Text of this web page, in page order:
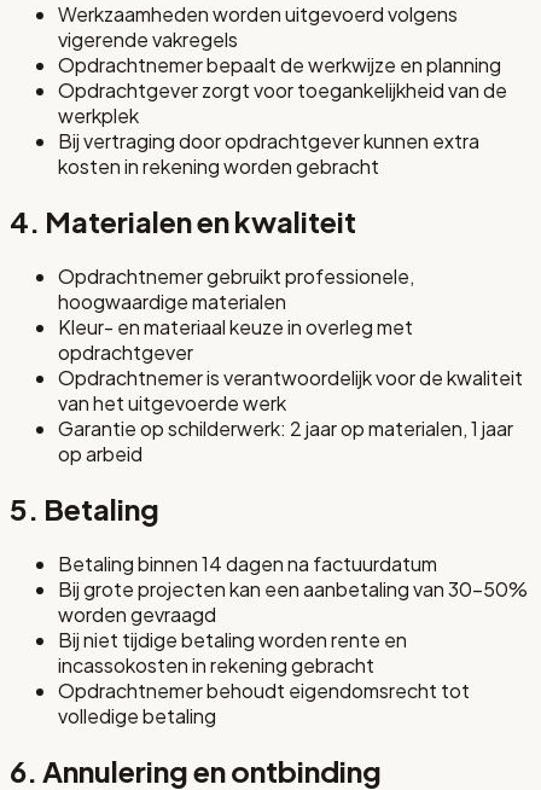
Werkzaamheden worden uitgevoerd volgens
vigerende vakregels
Opdrachtnemer bepaalt de werkwijze en planning
Opdrachtgever zorgt voor toegankelijkheid van de
werkplek
Bij vertraging door opdrachtgever kunnen extra
kosten in rekening worden gebracht
4. Materialen en kwaliteit
Opdrachtnemer gebruikt professionele,
hoogwaardige materialen
Kleur- en materiaal keuze in overleg met
opdrachtgever
Opdrachtnemer is verantwoordelijk voor de kwaliteit
van het uitgevoerde werk
Garantie op schilderwerk: 2 jaar op materialen, 1 jaar
op arbeid
5. Betaling
Betaling binnen 14 dagen na factuurdatum
Bij grote projecten kan een aanbetaling van 30-50%
worden gevraagd
Bij niet tijdige betaling worden rente en
incassokosten in rekening gebracht
Opdrachtnemer behoudt eigendomsrecht tot
volledige betaling
6. Annulering en ontbinding